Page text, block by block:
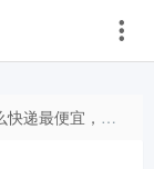
，哪家比较靠谱？